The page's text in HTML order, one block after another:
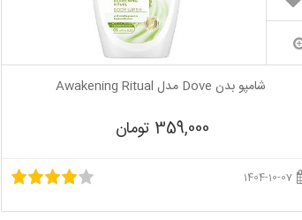
شامپو بدن Dove مدل Awakening Ritual
359,000 تومان